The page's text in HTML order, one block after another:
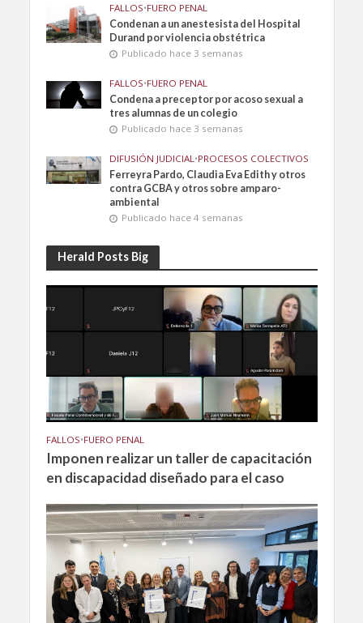
FALLOS•FUERO PENAL
Condenan a un anestesista del Hospital
Durand por violencia obstétrica
Publicado hace 3 semanas
FALLOS•FUERO PENAL
Condena a preceptor por acoso sexual a
tres alumnas de un colegio
Publicado hace 3 semanas
DIFUSIÓN JUDICIAL •PROCESOS COLECTIVOS
Ferreyra Pardo, Claudia Eva Edith y otros
contra GCBA y otros sobre amparo-
ambiental
Publicado hace 4 semanas
Herald Posts Big
FALLOS•FUERO PENAL
Imponen realizar un taller de capacitación
en discapacidad diseñado para el caso